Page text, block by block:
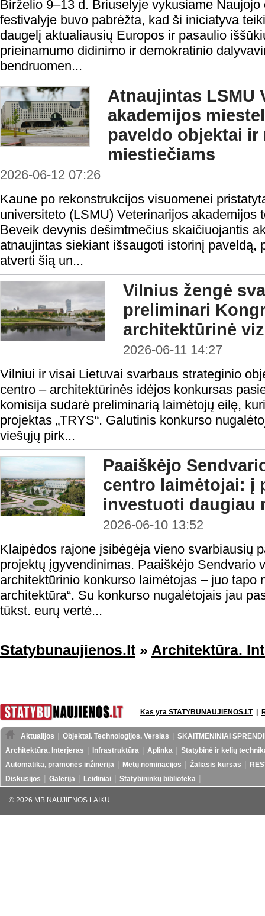
Birželio 9–13 d. Briuselyje vykusiame
festivalyje buvo pabrėžta, kad ši iniciatyva
daugelį aktualiausių Europos ir pasaulio
prieinamumo didinimo ir demokratinio
bendruomen...
Atnaujintas LSMU
akademijos
paveldo objektai ir
miestiečiams
2026-06-12 07:26
Kaune po rekonstrukcijos visuomenei
universiteto (LSMU) Veterinarijos akademijos
Beveik devynis dešimtmečius skaičiuojantis
atnaujintas siekiant išsaugoti istorinį paveldą,
atverti šią un...
Vilnius žengė
preliminari
architektūrinė
2026-06-11 14:27
Vilniui ir visai Lietuvai svarbaus strateginio
centro – architektūrinės idėjos konkursas
komisija sudarė preliminarią laimėtojų eilę,
projektas „TRYS“. Galutinis konkurso
viešųjų pirk...
Paaiškėjo
centro laimėtojai: į
investuoti daugiau
2026-06-10 13:52
Klaipėdos rajone įsibėgėja vieno svarbiausių
projektų įgyvendinimas. Paaiškėjo Sendvario
architektūrinio konkurso laimėtojas – juo tapo
architektūra“. Su konkurso nugalėtojais jau
tūkst. eurų vertė...
Statybunaujienos.lt » Architektūra.
Kas yra STATYBUNAUJIENOS.LT|
Aktualijos Objektai. Technologijos. Verslas
SKAITMENINIAI
Architektūra. Interjeras
Infrastruktūra Aplinka
Statybinė ir kelių
Automatika, pramonės inžinerija
Metų nominacijos Žaliasis kursas
Diskusijos
Galerija Leidiniai Statybininkų biblioteka
© 2026 MB NAUJIENOS LAIKU